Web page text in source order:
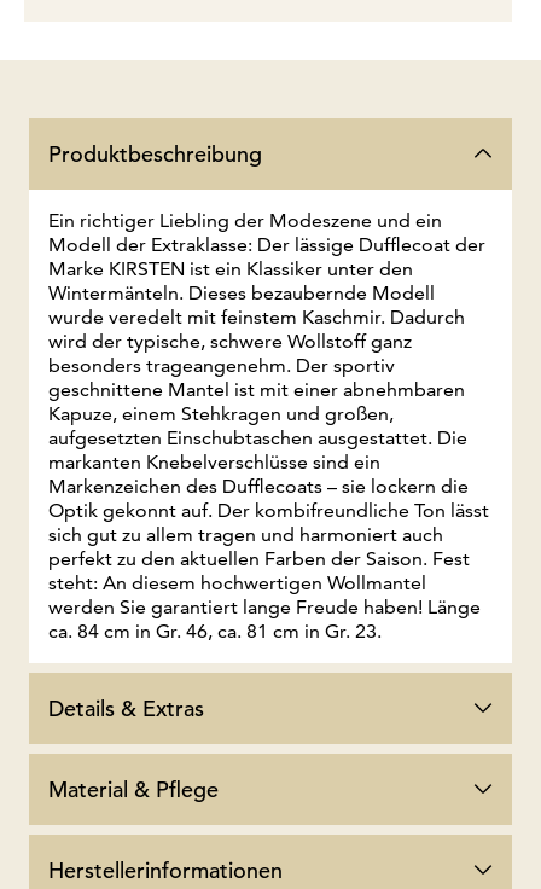
Produktbeschreibung
Ein richtiger Liebling der Modeszene und ein
Modell der Extraklasse: Der lässige Dufflecoat der
Marke KIRSTEN ist ein Klassiker unter den
Wintermänteln. Dieses bezaubernde Modell
wurde veredelt mit feinstem Kaschmir. Dadurch
wird der typische, schwere Wollstoff ganz
besonders trageangenehm. Der sportiv
geschnittene Mantel ist mit einer abnehmbaren
Kapuze, einem Stehkragen und großen,
aufgesetzten Einschubtaschen ausgestattet. Die
markanten Knebelverschlüsse sind ein
Markenzeichen des Dufflecoats – sie lockern die
Optik gekonnt auf. Der kombifreundliche Ton lässt
sich gut zu allem tragen und harmoniert auch
perfekt zu den aktuellen Farben der Saison. Fest
steht: An diesem hochwertigen Wollmantel
werden Sie garantiert lange Freude haben! Länge
ca. 84 cm in Gr. 46, ca. 81 cm in Gr. 23.
Details & Extras
Material & Pflege
Herstellerinformationen